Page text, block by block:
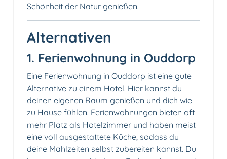
Schönheit der Natur genießen.
Alternativen
1. Ferienwohnung in Ouddorp
Eine Ferienwohnung in Ouddorp ist eine gute
Alternative zu einem Hotel. Hier kannst du
deinen eigenen Raum genießen und dich wie
zu Hause fühlen. Ferienwohnungen bieten oft
mehr Platz als Hotelzimmer und haben meist
eine voll ausgestattete Küche, sodass du
deine Mahlzeiten selbst zubereiten kannst. Du